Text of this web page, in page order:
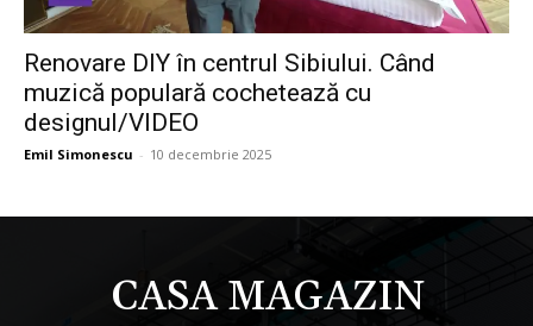
Renovare DIY în centrul Sibiului. Când
muzică populară cochetează cu
designul/VIDEO
Emil Simonescu - 10 decembrie 2025
CASA MAGAZIN